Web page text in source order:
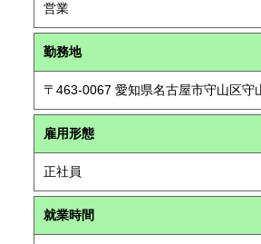
営業
勤務地
〒463-0067 愛知県名古屋市守山区守
雇用形態
正社員
就業時間